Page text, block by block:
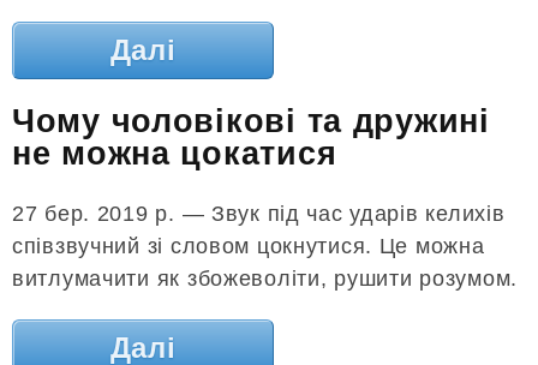
Далі
Чому чоловікові та дружині
не можна цокатися
27 бер. 2019 р. — Звук під час ударів келихів
співзвучний зі словом цокнутися. Це можна
витлумачити як збожеволіти, рушити розумом.
Далі